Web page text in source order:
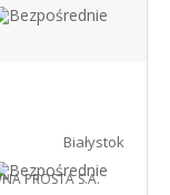
PROSTA S.A.
Białystok